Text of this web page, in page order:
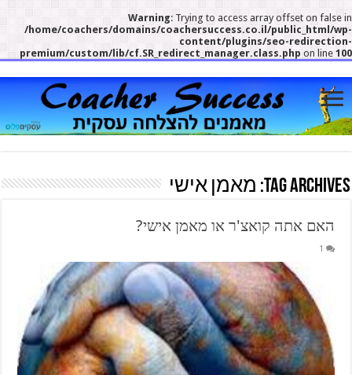
Warning: Trying to access array offset on false in
/home/coachers/domains/coachersuccess.co.il/public_html/wp-
content/plugins/seo-redirection-
premium/custom/lib/cf.SR_redirect_manager.class.php on line100
Tag Archives: מאמן אישי
האם אתה קואצ'ר או מאמן אישי?
1